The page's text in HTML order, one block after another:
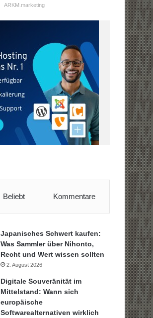
ARKM.marketing
Beliebt Kommentare
Japanisches Schwert kaufen:
Was Sammler über Nihonto,
Recht und Wert wissen sollten
2. August 2026
Digitale Souveränität im
Mittelstand: Wann sich
europäische
Softwarealternativen wirklich